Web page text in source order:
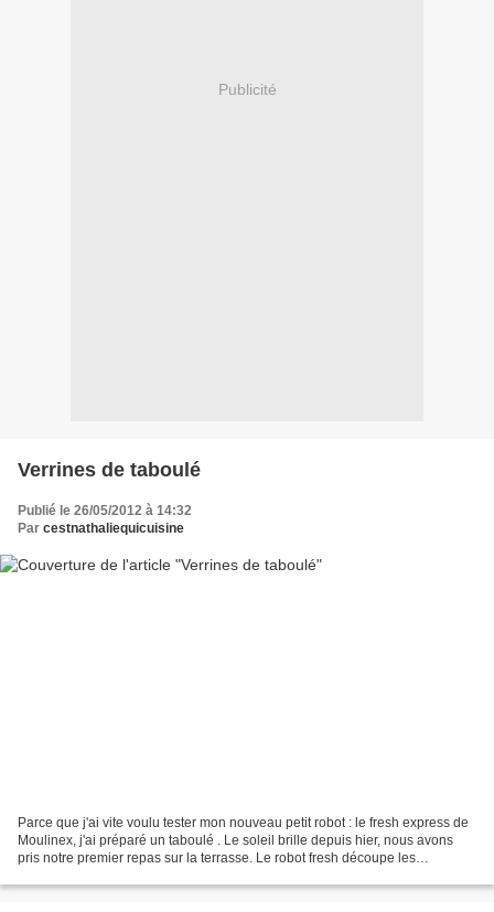
Publicité
Verrines de taboulé
Publié le 26/05/2012 à 14:32
Par cestnathaliequicuisine
Parce que j'ai vite voulu tester mon nouveau petit robot : le fresh express de
Moulinex, j'ai préparé un taboulé . Le soleil brille depuis hier, nous avons
pris notre premier repas sur la terrasse. Le robot fresh découpe les